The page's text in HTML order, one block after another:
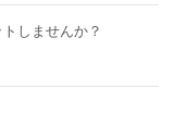
しませんか？